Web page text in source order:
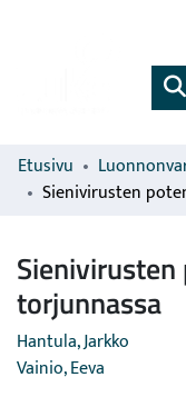
Etusivu
torjunnassa
Hantula, Jarkko
Vainio, Eeva